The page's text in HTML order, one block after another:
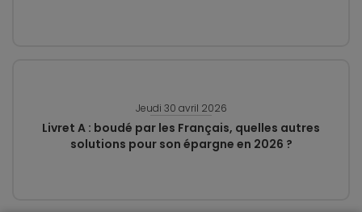
Jeudi 30 avril 2026
Livret A : boudé par les Français, quelles autres
solutions pour son épargne en 2026 ?